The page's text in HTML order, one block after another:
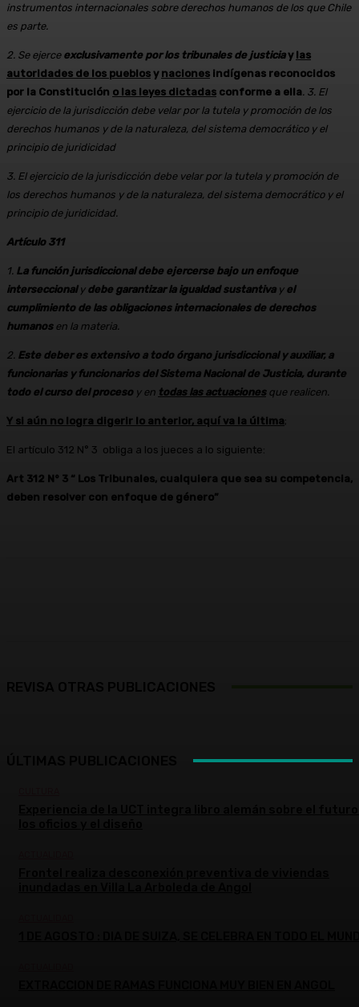
instrumentos internacionales sobre derechos humanos de los que Chile
es parte.
2. Se ejerce exclusivamente por los tribunales de justicia y las
autoridades de los pueblos y naciones indígenas reconocidos
por la Constitución o las leyes dictadas conforme a ella . 3. El
ejercicio de la jurisdicción debe velar por la tutela y promoción de los
derechos humanos y de la naturaleza, del sistema democrático y el
principio de juridicidad
3. El ejercicio de la jurisdicción debe velar por la tutela y promoción de
los derechos humanos y de la naturaleza, del sistema democrático y el
principio de juridicidad.
Artículo 311
1. La función jurisdiccional debe ejercerse bajo un enfoque
interseccionaly debe garantizar la igualdad sustantivay el
cumplimiento de las obligaciones internacionales de derechos
humanosen la materia.
2. Este deber es extensivo a todo órgano jurisdiccional y auxiliar, a
funcionarias y funcionarios del Sistema Nacional de Justicia, durante
todo el curso del proceso y en todas las actuacionesque realicen.
Y si aún no logra digerir lo anterior, aquí va la última;
El artículo 312 N° 3 obliga a los jueces a lo siguiente:
Art 312 N° 3 “ Los Tribunales, cualquiera que sea su competencia,
deben resolver con enfoque de género”